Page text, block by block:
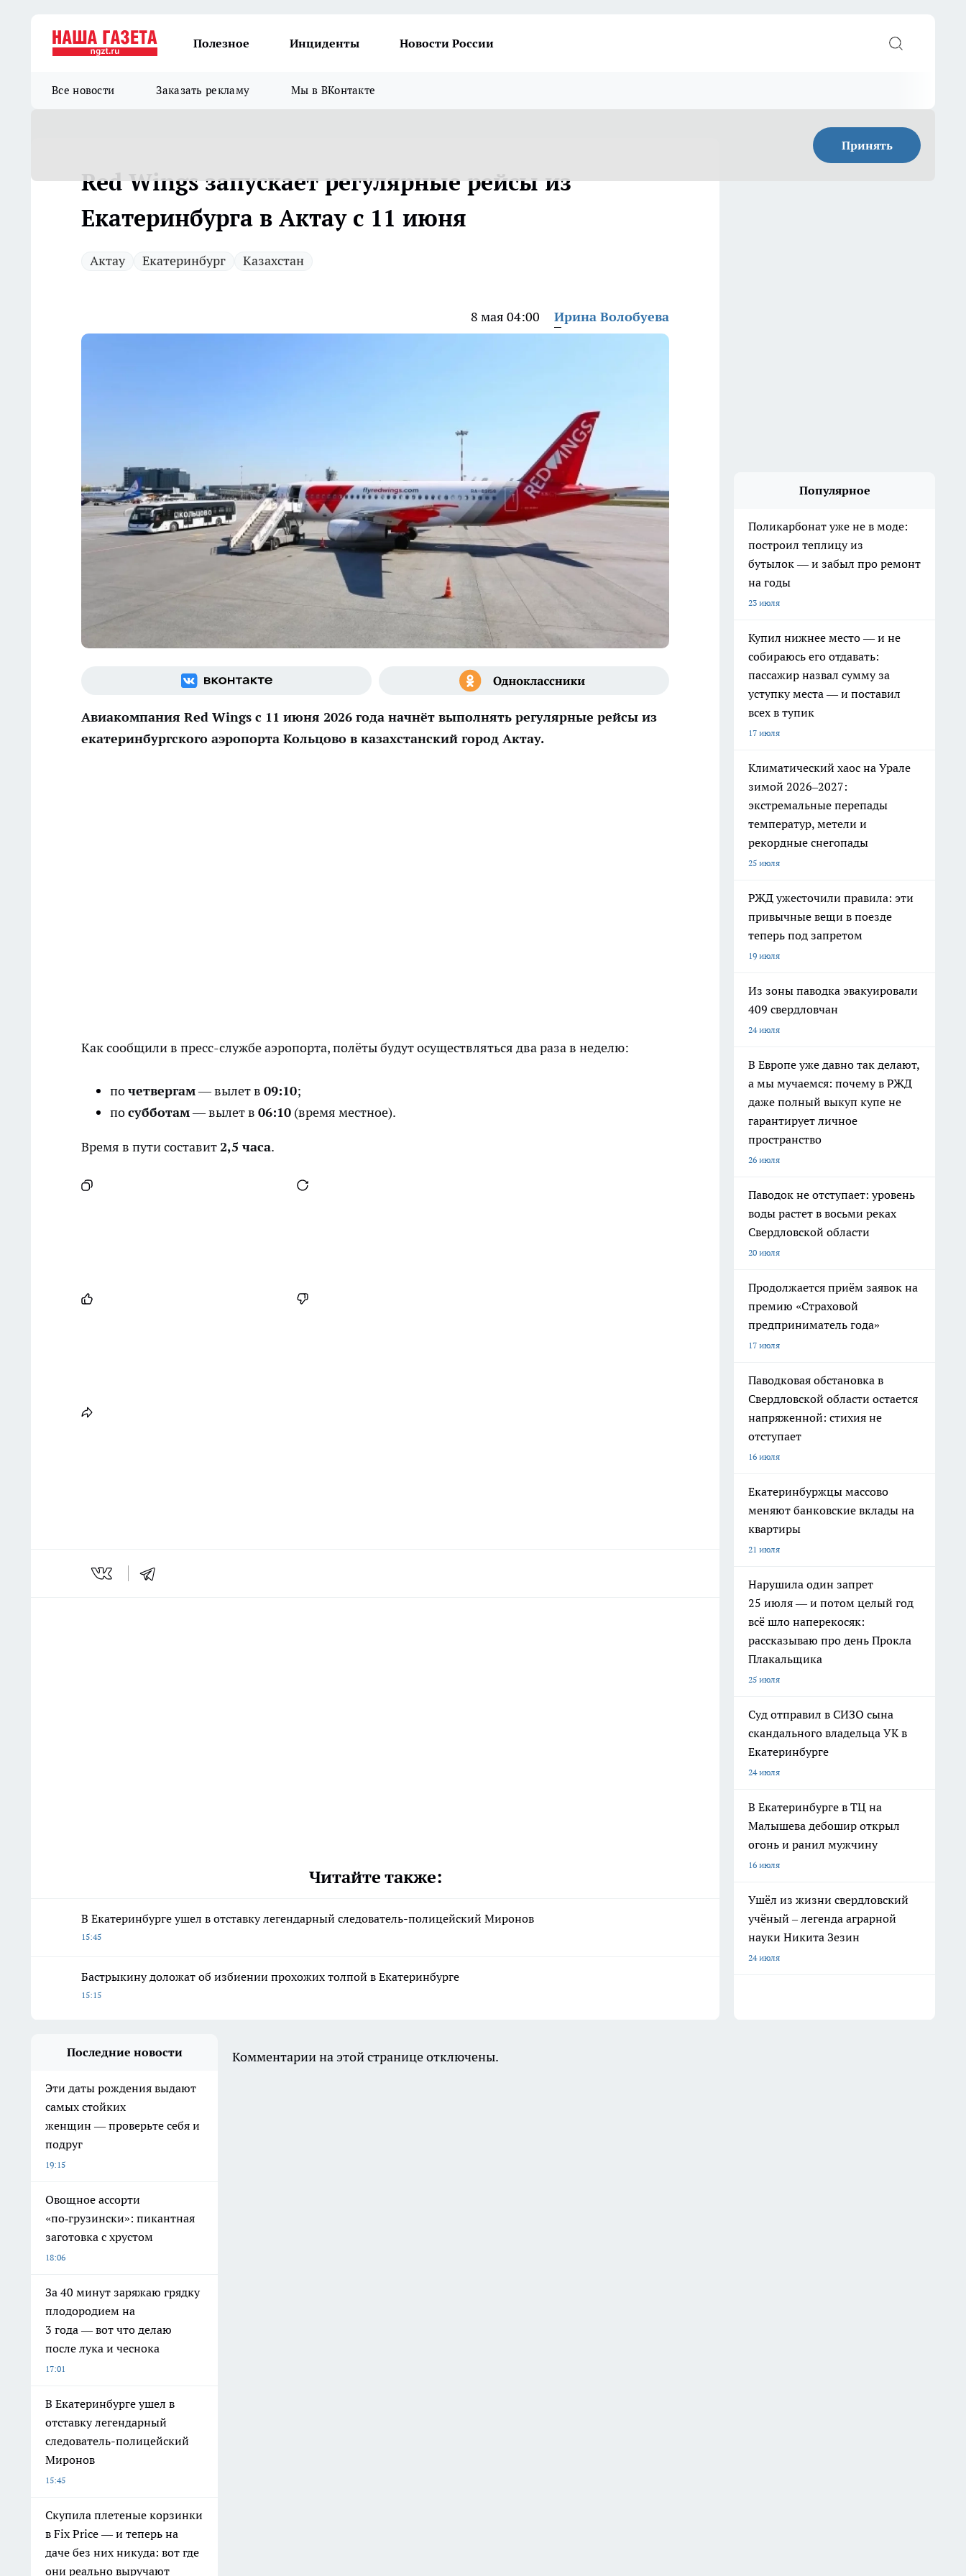
Полезное Инциденты Новости России
Все новости Заказать рекламу Мы в ВКонтакте
Принять
Red Wings запускает регулярные рейсы из
Екатеринбурга в Актау с 11 июня
Актау Екатеринбург Казахстан
8 мая 04:00 Ирина Волобуева
Авиакомпания Red Wings с 11 июня 2026 года начнёт выполнять регулярные рейсы из
екатеринбургского аэропорта Кольцово в казахстанский город Актау.
Как сообщили в пресс-службе аэропорта, полёты будут осуществляться два раза в неделю:
почетвергам— вылет в 09:10;
посубботам— вылет в 06:10 (время местное).
Время в пути составит2,5 часа.
Читайте также:
В Екатеринбурге ушел в отставку легендарный следователь-полицейский Миронов
15:45
Бастрыкину доложат об избиении прохожих толпой в Екатеринбурге
15:15
Популярное
Поликарбонат уже не в моде:
построил теплицу из
бутылок — и забыл про ремонт
на годы
23 июля
Купил нижнее место — и не
собираюсь его отдавать:
пассажир назвал сумму за
уступку места — и поставил
всех в тупик
17 июля
Климатический хаос на Урале
зимой 2026–2027:
экстремальные перепады
температур, метели и
рекордные снегопады
25 июля
РЖД ужесточили правила: эти
привычные вещи в поезде
теперь под запретом
19 июля
Из зоны паводка эвакуировали
409 свердловчан
24 июля
В Европе уже давно так делают,
а мы мучаемся: почему в РЖД
даже полный выкуп купе не
гарантирует личное
пространство
26 июля
Паводок не отступает: уровень
воды растет в восьми реках
Свердловской области
20 июля
Продолжается приём заявок на
премию «Страховой
предприниматель года»
17 июля
Паводковая обстановка в
Свердловской области остается
напряженной: стихия не
отступает
16 июля
Екатеринбуржцы массово
меняют банковские вклады на
квартиры
21 июля
Нарушила один запрет
25 июля — и потом целый год
всё шло наперекосяк:
рассказываю про день Прокла
Плакальщика
25 июля
Суд отправил в СИЗО сына
скандального владельца УК в
Екатеринбурге
24 июля
В Екатеринбурге в ТЦ на
Малышева дебошир открыл
огонь и ранил мужчину
16 июля
Ушёл из жизни свердловский
учёный – легенда аграрной
науки Никита Зезин
24 июля
Последние новости
Эти даты рождения выдают
самых стойких
женщин — проверьте себя и
подруг
19:15
Овощное ассорти
«по‑грузински»: пикантная
заготовка с хрустом
18:06
За 40 минут заряжаю грядку
плодородием на
3 года — вот что делаю
после лука и чеснока
17:01
В Екатеринбурге ушел в
отставку легендарный
следователь-полицейский
Миронов
15:45
Скупила плетеные корзинки
в Fix Price — и теперь на
даче без них никуда: вот где
они реально выручают
Комментарии на этой странице отключены.